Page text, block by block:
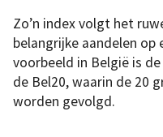
Zo’n index volgt het
belangrijke aandelen op
voorbeeld in België is
de Bel20, waarin de 20
worden gevolgd.